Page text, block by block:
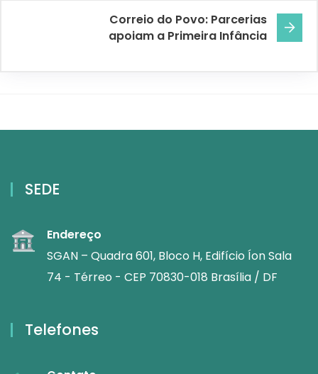
Correio do Povo: Parcerias
apoiam a Primeira Infância
SEDE
Endereço
SGAN – Quadra 601, Bloco H, Edifício Íon Sala
74 - Térreo - CEP 70830-018 Brasília / DF
Telefones